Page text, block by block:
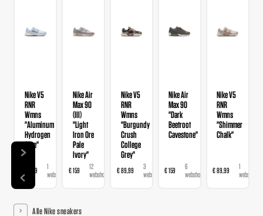
Nike V5
RNR
Wmns
"Aluminum
Hydrogen
Blue"
€ 89,99
1
webshop
Nike Air
Max 90
(III)
"Light
Iron Ore
Pale
Ivory"
€ 159
12
webshops
Nike V5
RNR
Wmns
"Burgundy
Crush
College
Grey"
€ 89,99
3
webshops
Nike Air
Max 90
"Dark
Beetroot
Cavestone"
€ 159
6
webshops
Nike V5
RNR
Wmns
"Shimmer
Chalk"
€ 89,99
1
webshop
Alle Nike sneakers